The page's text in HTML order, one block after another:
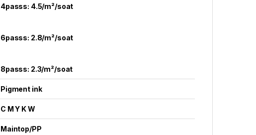
4passs: 4.5/m²/soat
6passs: 2.8/m²/soat
8passs: 2.3/m²/soat
Pigment ink
C M Y K W
Maintop/PP